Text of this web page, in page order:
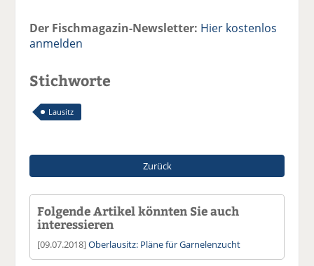
Der Fischmagazin-Newsletter: Hier kostenlos
anmelden
Stichworte
Lausitz
Zurück
Folgende Artikel könnten Sie auch
interessieren
[09.07.2018]Oberlausitz: Pläne für Garnelenzucht